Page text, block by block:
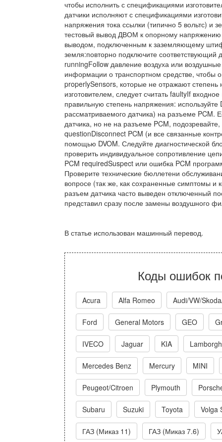
чтобы исполнить с спецификациями
датчики исполняют с спецификациями
напряжения тока ссылки (типично 5 вольтс) и
тестовый вывод ДВОМ к опорному напряжению
выводом, подключенным к заземляющему
земля:повторно подключите соответствующий
runningFollow давление воздуха или
информации о транспортном средстве, чтобы
properlySensors, которые не отражают
изготовителем, следует считать faultyIf
правильную степень напряжения:
рассматриваемого датчика) на разъеме PCM.
датчика, но не на разъеме PCM,
questionDisconnect PCM (и все связанные
помощью DVOM. Следуйте диагностической
проверить индивидуальное сопротивление
PCM requiredSuspect или ошибка PCM
Проверите технические бюллетени
вопросе (так же, как сохраненные симптомы
разъем датчика часто выведен отключенный
представил сразу после замены воздушного
В статье использован машинный перевод.
Коды ошибок
Acura Alfa Romeo Audi/VW/
Ford General Motors GEO
IVECO Jaguar KIA
Mercedes Benz Mercury MINI
Peugeot/Citroen Plymouth
Subaru Suzuki Toyota Volga
ГАЗ (Миказ 11) ГАЗ (Миказ 7.6)